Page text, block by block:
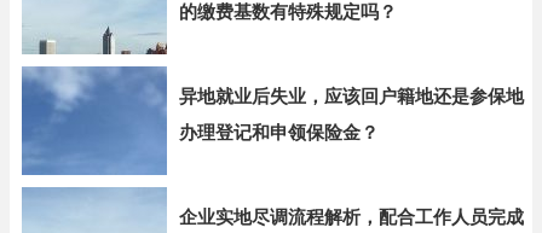
的缴费基数有特殊规定吗？
异地就业后失业，应该回户籍地还是参保地
办理登记和申领保险金？
企业实地尽调流程解析，配合工作人员完成